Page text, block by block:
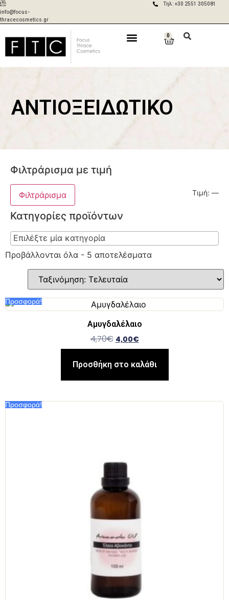
info@focus-
thracecosmetics.gr
μεταφορικά για
παραγγελίες
Aποστολές σε 2-
& BOX NOW
Τηλ: +30 2551 305081
0
ΑΝΤΙΟΞΕΙΔΩΤΙΚΌ
Φιλτράρισμα με τιμή
Φιλτράρισμα Τιμή: —
Κατηγορίες προϊόντων
Επιλέξτε μία κατηγορία
Προβάλλονται όλα - 5 αποτελέσματα
Προσφορά!
Αμυγδαλέλαιο
4,70€ 4,00€
Προσθήκη στο καλάθι
Προσφορά!